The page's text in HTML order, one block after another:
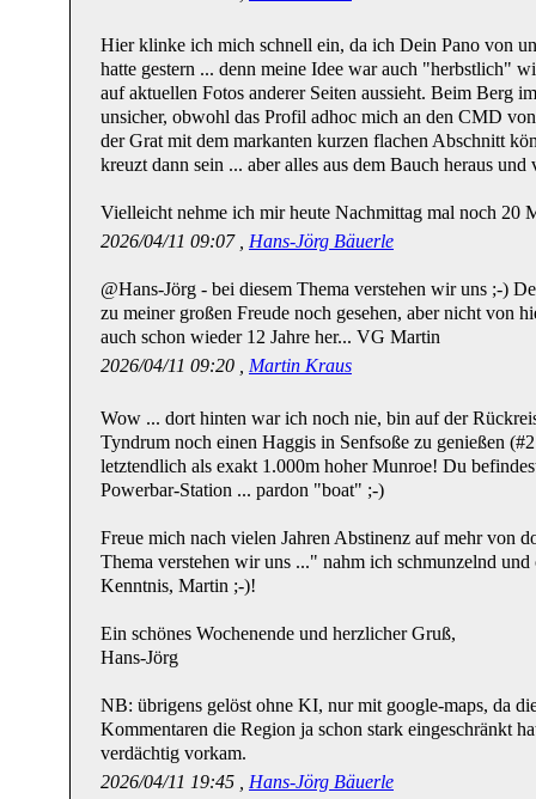
Hier klinke ich mich schnell ein, da ich Dein Pano von
hatte gestern ... denn meine Idee war auch "herbstlich"
auf aktuellen Fotos anderer Seiten aussieht. Beim Berg
unsicher, obwohl das Profil adhoc mich an den CMD
der Grat mit dem markanten kurzen flachen Abschnitt
kreuzt dann sein ... aber alles aus dem Bauch heraus
Vielleicht nehme ich mir heute Nachmittag mal noch 20
2026/04/11 09:07 , Hans-Jörg Bäuerle
@Hans-Jörg - bei diesem Thema verstehen wir uns ;-)
zu meiner großen Freude noch gesehen, aber nicht von
auch schon wieder 12 Jahre her... VG Martin
2026/04/11 09:20 , Martin Kraus
Wow ... dort hinten war ich noch nie, bin auf der
Tyndrum noch einen Haggis in Senfsoße zu genießen
letztendlich als exakt 1.000m hoher Munroe! Du
Powerbar-Station ... pardon "boat" ;-)
Freue mich nach vielen Jahren Abstinenz auf mehr von
Thema verstehen wir uns ..." nahm ich schmunzelnd
Kenntnis, Martin ;-)!
Ein schönes Wochenende und herzlicher Gruß,
Hans-Jörg
NB: übrigens gelöst ohne KI, nur mit google-maps, da
Kommentaren die Region ja schon stark eingeschränkt
verdächtig vorkam.
2026/04/11 19:45 , Hans-Jörg Bäuerle